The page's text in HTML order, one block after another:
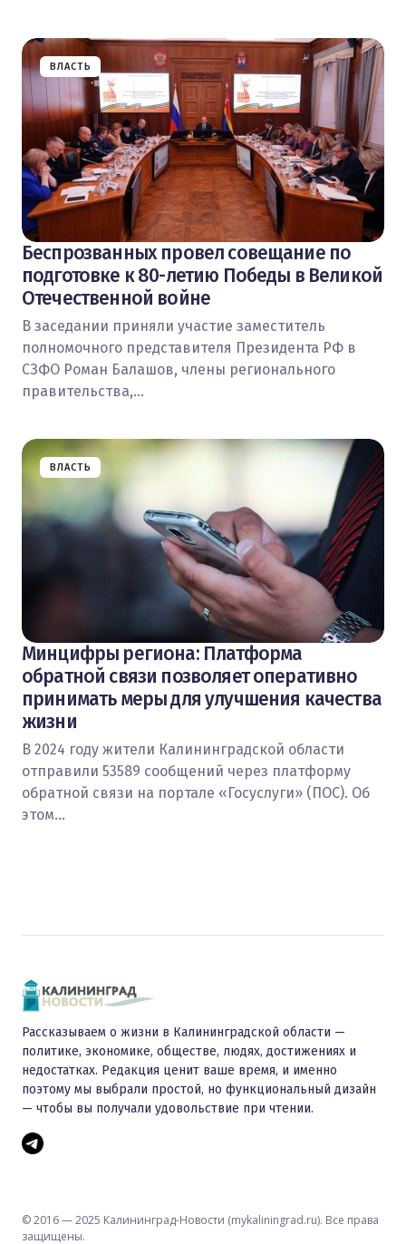
ВЛАСТЬ
Беспрозванных провел совещание по
подготовке к 80-летию Победы в Великой
Отечественной войне
В заседании приняли участие заместитель
полномочного представителя Президента РФ в
СЗФО Роман Балашов, члены регионального
правительства,…
ВЛАСТЬ
Минцифры региона: Платформа
обратной связи позволяет оперативно
принимать меры для улучшения качества
жизни
В 2024 году жители Калининградской области
отправили 53589 сообщений через платформу
обратной связи на портале «Госуслуги» (ПОС). Об
этом…
Рассказываем о жизни в Калининградской области —
политике, экономике, обществе, людях, достижениях и
недостатках. Редакция ценит ваше время, и именно
поэтому мы выбрали простой, но функциональный дизайн
— чтобы вы получали удовольствие при чтении.
© 2016 — 2025 Калининград-Новости (mykaliningrad.ru). Все права
защищены.